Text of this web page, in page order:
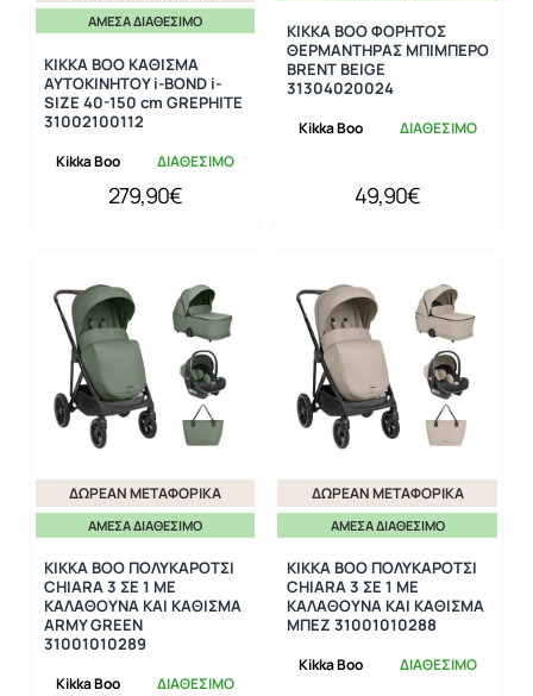
ΆΜΕΣΑ ΔΙΑΘΈΣΙΜΟ
Kikka Boo ΔΙΑΘΕΣΙΜΟ
KIKKA BOO ΚΑΘΙΣΜΑ
ΑΥΤΟΚΙΝΗΤΟΥ i-BOND i-
SIZE 40-150 cm GREPHITE
31002100112
279,90€
Kikka Boo ΔΙΑΘΕΣΙΜΟ
KIKKA BOO ΦΟΡΗΤΟΣ
ΘΕΡΜΑΝΤΗΡΑΣ ΜΠΙΜΠΕΡΟ
BRENT BEIGE
31304020024
49,90€
ΆΜΕΣΑ ΔΙΑΘΈΣΙΜΟ
ΔΩΡΕΆΝ ΜΕΤΑΦΟΡΙΚΆ
Kikka Boo ΔΙΑΘΕΣΙΜΟ
KIKKA BOO ΠΟΛΥΚΑΡΟΤΣΙ
CHIARA 3 ΣΕ 1 ΜΕ
ΚΑΛΑΘΟΥΝΑ ΚΑΙ ΚΑΘΙΣΜΑ
ARMY GREEN
31001010289
ΆΜΕΣΑ ΔΙΑΘΈΣΙΜΟ
ΔΩΡΕΆΝ ΜΕΤΑΦΟΡΙΚΆ
Kikka Boo ΔΙΑΘΕΣΙΜΟ
KIKKA BOO ΠΟΛΥΚΑΡΟΤΣΙ
CHIARA 3 ΣΕ 1 ΜΕ
ΚΑΛΑΘΟΥΝΑ ΚΑΙ ΚΑΘΙΣΜΑ
ΜΠΕΖ 31001010288